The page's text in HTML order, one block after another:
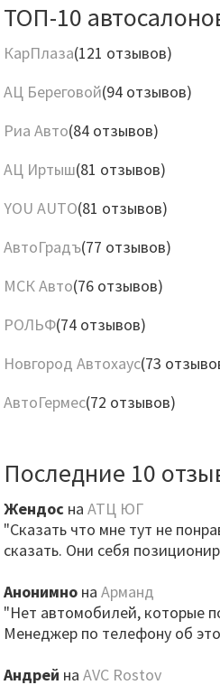
ТОП-10
КарПлаза(121 отзывов)
АЦ Береговой(94 отзывов)
Риа Авто(84 отзывов)
АЦ Иртыш(81 отзывов)
YOU AUTO(81 отзывов)
АвтоГрадъ(77 отзывов)
МСК Авто(76 отзывов)
РОЛЬФ(74 отзывов)
Новгород Автохаус(73
АвтоГермес(72 отзывов)
Последние 10
Жендос наАТЦ ЮГ
"Сказать что мне тут не
сказать. Они себя
Анонимно наАрманд
"Нет автомобилей, которые
Менеджер по телефону об
Андрей наAVC Rostov